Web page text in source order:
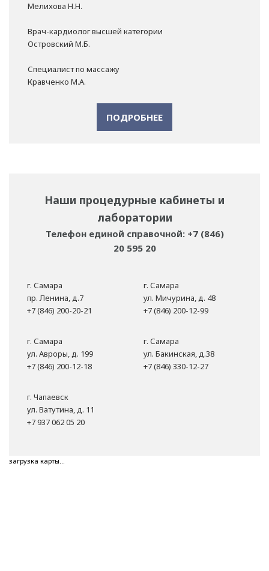
Мелихова Н.Н.
Врач-кардиолог высшей категории
Островский М.Б.
Специалист по массажу
Кравченко М.А.
ПОДРОБНЕЕ
Наши процедурные кабинеты и
лаборатории
Телефон единой справочной: +7 (846)
20 595 20
г. Самара
пр. Ленина, д.7
+7 (846) 200-20-21
г. Самара
ул. Мичурина, д. 48
+7 (846) 200-12-99
г. Самара
ул. Авроры, д. 199
+7 (846) 200-12-18
г. Самара
ул. Бакинская, д.38
+7 (846) 330-12-27
г. Чапаевск
ул. Ватутина, д. 11
+7 937 062 05 20
загрузка карты...